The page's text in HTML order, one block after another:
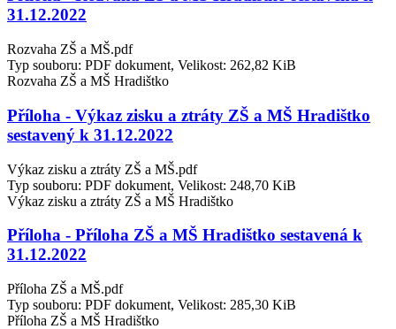
31.12.2022
Rozvaha ZŠ a MŠ.pdf
Typ souboru: PDF dokument, Velikost: 262,82 KiB
Rozvaha ZŠ a MŠ Hradištko
Příloha - Výkaz zisku a ztráty ZŠ a MŠ Hradištko
sestavený k 31.12.2022
Výkaz zisku a ztráty ZŠ a MŠ.pdf
Typ souboru: PDF dokument, Velikost: 248,70 KiB
Výkaz zisku a ztráty ZŠ a MŠ Hradištko
Příloha - Příloha ZŠ a MŠ Hradištko sestavená k
31.12.2022
Příloha ZŠ a MŠ.pdf
Typ souboru: PDF dokument, Velikost: 285,30 KiB
Příloha ZŠ a MŠ Hradištko